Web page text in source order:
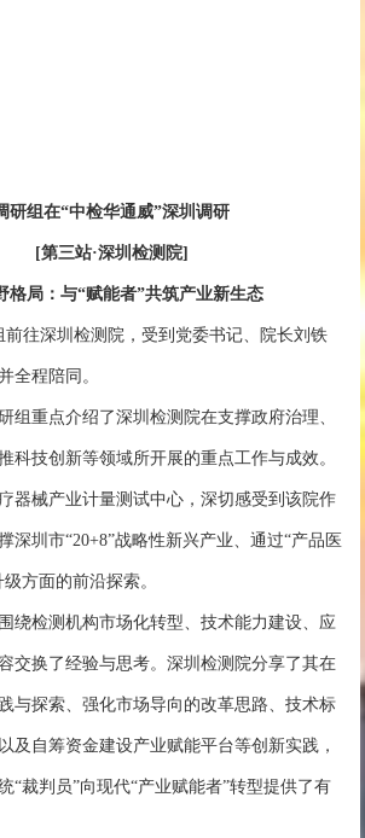
研组在“中检华通威”深圳调研
[第三站·深圳检测院]
格局：与“赋能者”共筑产业新生态
前往深圳检测院，受到党委书记、院长刘铁
全程陪同。
组重点介绍了深圳检测院在支撑政府治理、
科技创新等领域所开展的重点工作与成效。
器械产业计量测试中心，深切感受到该院作
深圳市“20+8”战略性新兴产业、通过“产品医
方面的前沿探索。
绕检测机构市场化转型、技术能力建设、应
交换了经验与思考。深圳检测院分享了其在
与探索、强化市场导向的改革思路、技术标
及自筹资金建设产业赋能平台等创新实践，
“裁判员”向现代“产业赋能者”转型提供了有